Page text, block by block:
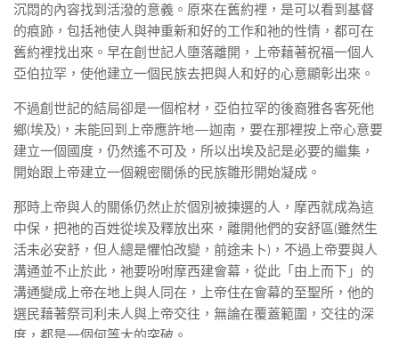
沉悶的內容找到活潑的意義。原來在舊約裡，是可以看到基督
的痕跡，包括祂使人與神重新和好的工作和祂的性情，都可在
舊約裡找出來。早在創世記人墮落離開，上帝藉著祝福一個人
亞伯拉罕，使他建立一個民族去把與人和好的心意顯彰出來。
不過創世記的結局卻是一個棺材，亞伯拉罕的後裔雅各客死他
鄉(埃及)，未能回到上帝應許地—迦南，要在那裡按上帝心意要
建立一個國度，仍然遙不可及，所以出埃及記是必要的繼集，
開始跟上帝建立一個親密關係的民族雛形開始凝成。
那時上帝與人的關係仍然止於個別被揀選的人，摩西就成為這
中保，把祂的百姓從埃及釋放出來，離開他們的安舒區(雖然生
活未必安舒，但人總是懼怕改變，前途未卜)，不過上帝要與人
溝通並不止於此，祂要吩咐摩西建會幕，從此「由上而下」的
溝通變成上帝在地上與人同在，上帝住在會幕的至聖所，他的
選民藉著祭司利未人與上帝交往，無論在覆蓋範圍，交往的深